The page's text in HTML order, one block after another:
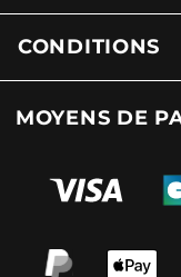
CONDITIONS
MOYENS DE